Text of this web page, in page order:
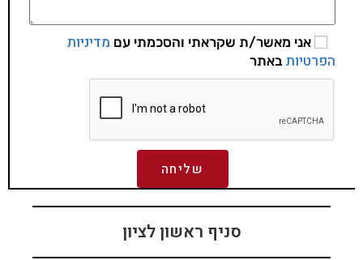
אני מאשר/ת שקראתי והסכמתי עם מדיניות
הפרטיות באתר
שליחה
סניף ראשון לציון